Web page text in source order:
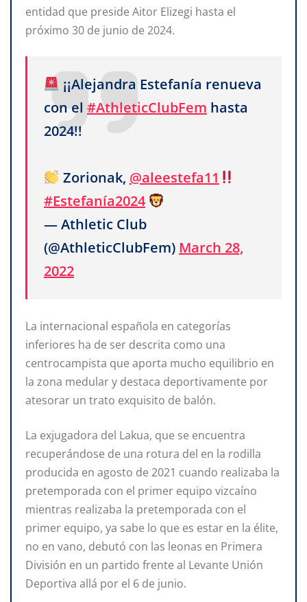
entidad que preside Aitor Elizegi hasta el
próximo 30 de junio de 2024.
¡¡Alejandra Estefanía renueva
con el #AthleticClubFem hasta
2024!!
Zorionak, @aleestefa11
#Estefanía2024
— Athletic Club
(@AthleticClubFem) March 28,
2022
La internacional española en categorías
inferiores ha de ser descrita como una
centrocampista que aporta mucho equilibrio en
la zona medular y destaca deportivamente por
atesorar un trato exquisito de balón.
La exjugadora del Lakua, que se encuentra
recuperándose de una rotura del en la rodilla
producida en agosto de 2021 cuando realizaba la
pretemporada con el primer equipo vizcaíno
mientras realizaba la pretemporada con el
primer equipo, ya sabe lo que es estar en la élite,
no en vano, debutó con las leonas en Primera
División en un partido frente al Levante Unión
Deportiva allá por el 6 de junio.